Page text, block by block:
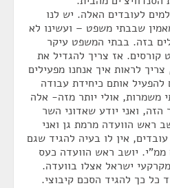
לעובדים האלה. יש לנו
שבבתי משפט – ועשינו לא
בזה. בבתי המשפט עיקר
קורסים. אז צריך להגדיל את
לראות איך אנחנו מפעילים
להפעיל אותם כיחידת עבודה
משמרות, אולי יותר מזה- אלה
ואני יודע שאדוני השר
ראש הוועדה מרמת גן ואני
אין לו בעיה להגיד שגם
יושב ראש הוועדה כעס
ישראל אצלו בוועדה.
כל כך להגיד הסכם קיבוצי.